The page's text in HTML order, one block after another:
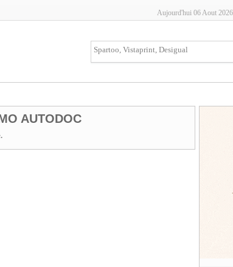
Aujourd'hui 06 Aout
AUTODOC